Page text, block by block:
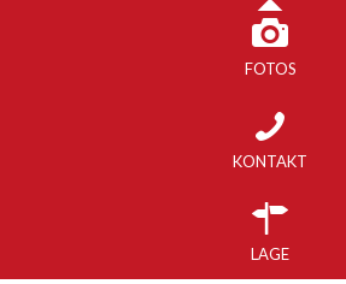
FOTOS
KONTAKT
LAGE